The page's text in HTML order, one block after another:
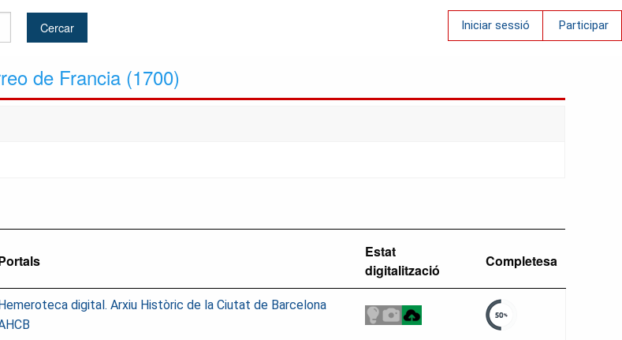
Iniciar sessió Participar
de Francia (1700)
Estat
digitalització
Completesa
digital. Arxiu Històric de la Ciutat de Barcelona